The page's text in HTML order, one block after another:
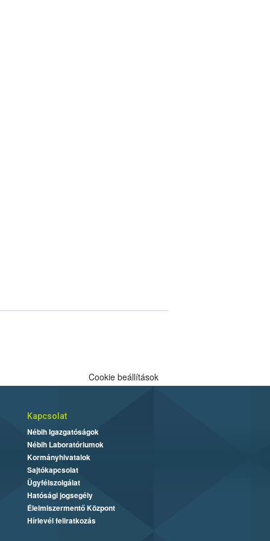
Cookie beállítások
Kapcsolat
Nébih Igazgatóságok
Nébih Laboratóriumok
Kormányhivatalok
Sajtókapcsolat
Ügyfélszolgálat
Hatósági jogsegély
Élelmiszermentő Központ
Hírlevél feliratkozás